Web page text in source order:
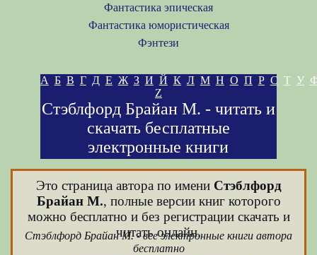
Фантастика эпическая
Фантастика юмористическая
Фэнтези
А Б В Г Д Е Ж З И Й К Л М Н О П Р С Т У
Z
Стэблфорд Брайан М. - читать и
скачать бесплатные
электронные книги
Это страница автора по имени Стэблфорд
Брайан М., полные версии книг которого
можно бесплатно и без регистрации скачать и
читать онлайн.
Стэблфорд Брайан М. - все электронные книги автора
бесплатно